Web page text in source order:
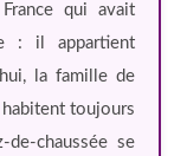
qui avait
: il appartient
la famille de
habitent toujours
de-chaussée se